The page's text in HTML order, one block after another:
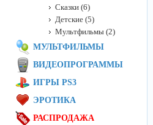
Сказки (6)
Детские (5)
Мультфильмы (2)
МУЛЬТФИЛЬМЫ
ВИДЕОПРОГРАММЫ
ИГРЫ PS3
ЭРОТИКА
РАСПРОДАЖА